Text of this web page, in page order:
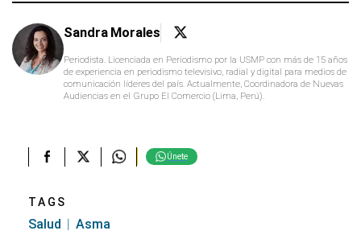
Sandra Morales
Periodista. Licenciada en Periodismo por la USMP con más de 15 años
de experiencia en periodismo televisivo, radial y digital para medios de
comunicación líderes del país. Actualmente, Coordinadora de Nuevas
Audiencias en el Grupo El Comercio (Lima, Perú).
Únete
TAGS
Salud Asma